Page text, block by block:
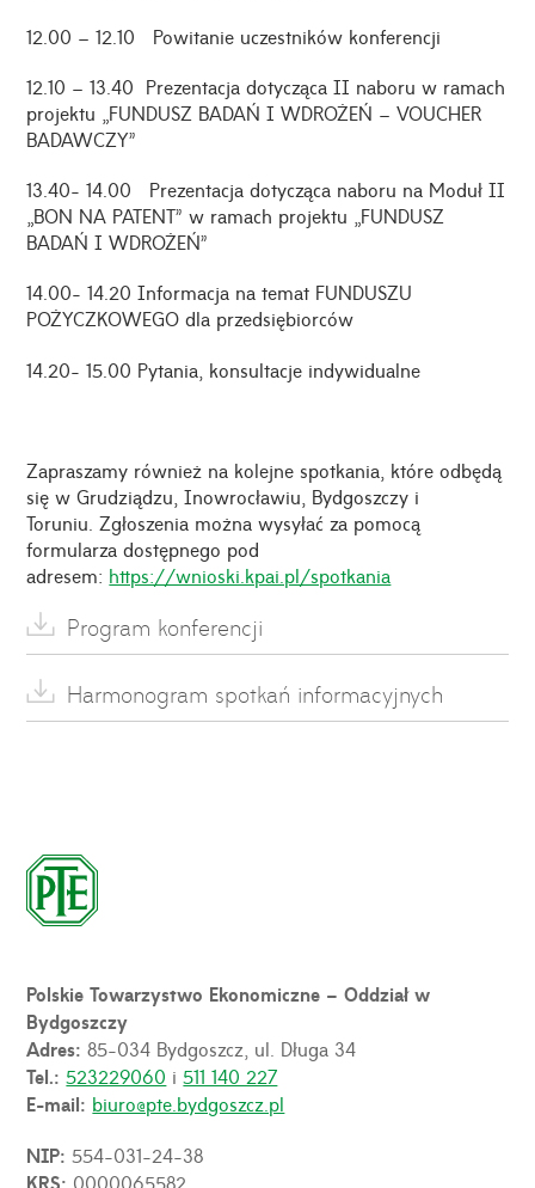
12.00 – 12.10 Powitanie uczestników konferencji
12.10 – 13.40 Prezentacja dotycząca II naboru w ramach
projektu „FUNDUSZ BADAŃ I WDROŻEŃ – VOUCHER
BADAWCZY”
13.40- 14.00 Prezentacja dotycząca naboru na Moduł II
„BON NA PATENT” w ramach projektu „FUNDUSZ
BADAŃ I WDROŻEŃ”
14.00- 14.20 Informacja na temat FUNDUSZU
POŻYCZKOWEGO dla przedsiębiorców
14.20- 15.00 Pytania, konsultacje indywidualne
Zapraszamy również na kolejne spotkania, które odbędą
się w Grudziądzu, Inowrocławiu, Bydgoszczy i
Toruniu. Zgłoszenia można wysyłać za pomocą
formularza dostępnego pod
adresem: https://wnioski.kpai.pl/spotkania
Program konferencji
Harmonogram spotkań informacyjnych
Polskie Towarzystwo Ekonomiczne – Oddział w
Bydgoszczy
Adres:85-034 Bydgoszcz, ul. Długa 34
Tel.:523229060 i511 140 227
E-mail: biuro@pte.bydgoszcz.pl
NIP:554-031-24-38
KRS: 0000065582